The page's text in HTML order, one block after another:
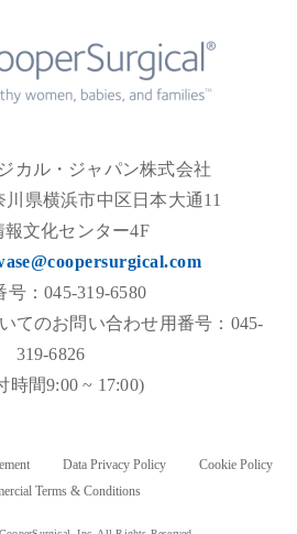
カル・ジャパン株式会社
川県横浜市中区日本大通11
報文化センター4F
号：045-319-6580
てのお問い合わせ用番号：045-
319-6826
時間9:00 ~ 17:00)
Data Privacy Policy
Cookie Policy
Terms & Conditions